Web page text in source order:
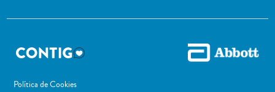
Política de Cookies